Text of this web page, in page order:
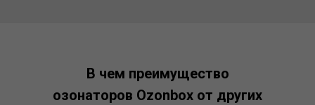
В чем преимущество
озонаторов Ozonbox от других